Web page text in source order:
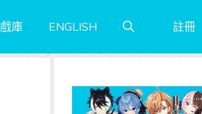
庫 ENGLISH 註冊